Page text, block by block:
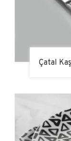
Çatal